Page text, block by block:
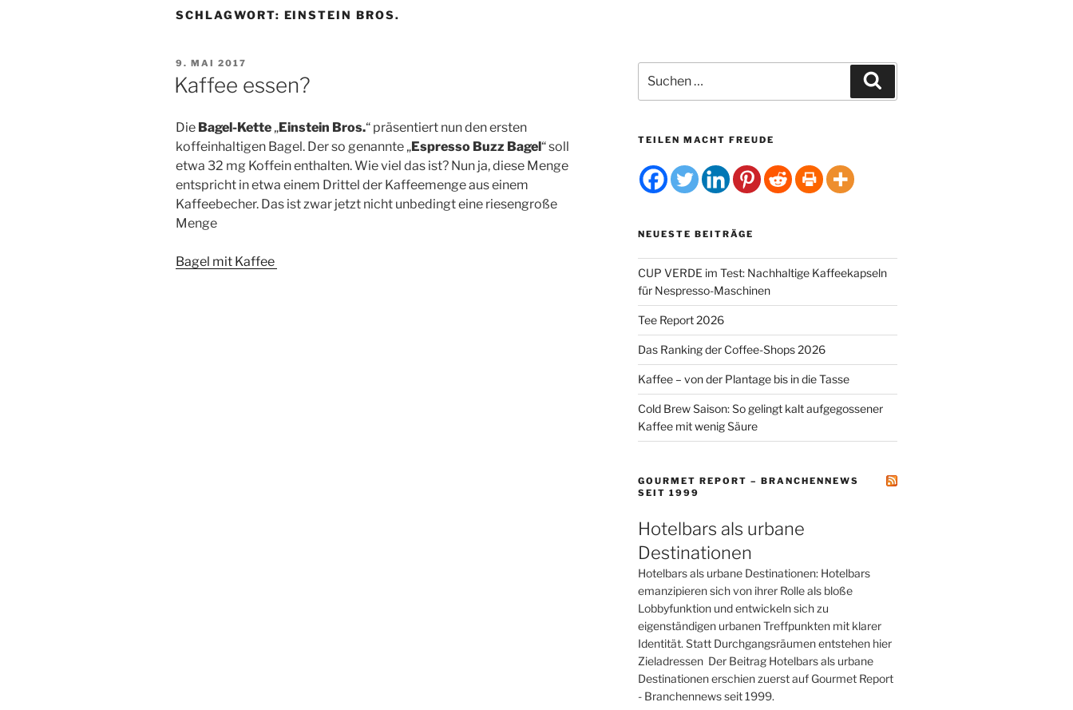
SCHLAGWORT: EINSTEIN BROS.
VERÖFFENTLICHT
AM
9. MAI 2017
Kaffee essen?
Die Bagel-Kette „Einstein Bros.“ präsentiert nun den ersten
koffeinhaltigen Bagel. Der so genannte „Espresso Buzz Bagel“ soll
etwa 32 mg Koffein enthalten. Wie viel das ist? Nun ja, diese Menge
entspricht in etwa einem Drittel der Kaffeemenge aus einem
Kaffeebecher. Das ist zwar jetzt nicht unbedingt eine riesengroße
Menge
Bagel mit Kaffee
nach:
TEILEN MACHT FREUDE
NEUESTE BEITRÄGE
CUP VERDE im Test: Nachhaltige Kaffeekapseln
für Nespresso-Maschinen
Tee Report 2026
Das Ranking der Coffee-Shops 2026
Kaffee – von der Plantage bis in die Tasse
Cold Brew Saison: So gelingt kalt aufgegossener
Kaffee mit wenig Säure
GOURMET REPORT – BRANCHENNEWS
SEIT 1999
Hotelbars als urbane
Destinationen
Hotelbars als urbane Destinationen: Hotelbars
emanzipieren sich von ihrer Rolle als bloße
Lobbyfunktion und entwickeln sich zu
eigenständigen urbanen Treffpunkten mit klarer
Identität. Statt Durchgangsräumen entstehen hier
Zieladressen Der Beitrag Hotelbars als urbane
Destinationen erschien zuerst auf Gourmet Report
- Branchennews seit 1999.